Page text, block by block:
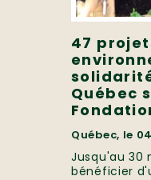
47
Québec
Québec, le
Jusqu'au 30
bénéficier